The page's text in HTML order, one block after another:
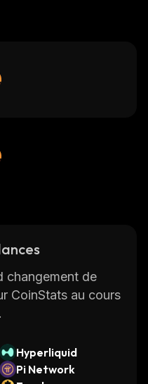
changement de
CoinStats au cours
Hyperliquid
Pi Network